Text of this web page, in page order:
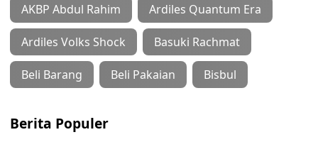
AKBP Abdul Rahim Ardiles Quantum Era
Ardiles Volks Shock Basuki Rachmat
Beli Barang Beli Pakaian Bisbul
Berita Populer